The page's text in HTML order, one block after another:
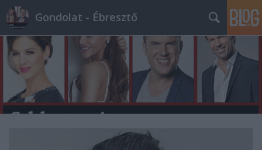
Gondolat - Ébresztő